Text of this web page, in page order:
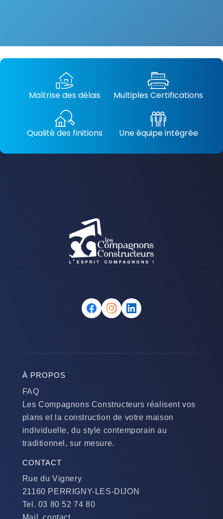
Maîtrise des délais Multiples Certifications
Qualité des finitions Une équipe intégrée
À PROPOS
FAQ
Les Compagnons Constructeurs réalisent vos
plans et la construction de votre maison
individuelle, du style contemporain au
traditionnel, sur mesure.
CONTACT
Rue du Vignery
21160 PERRIGNY-LES-DIJON
Tel. 03 80 52 74 80